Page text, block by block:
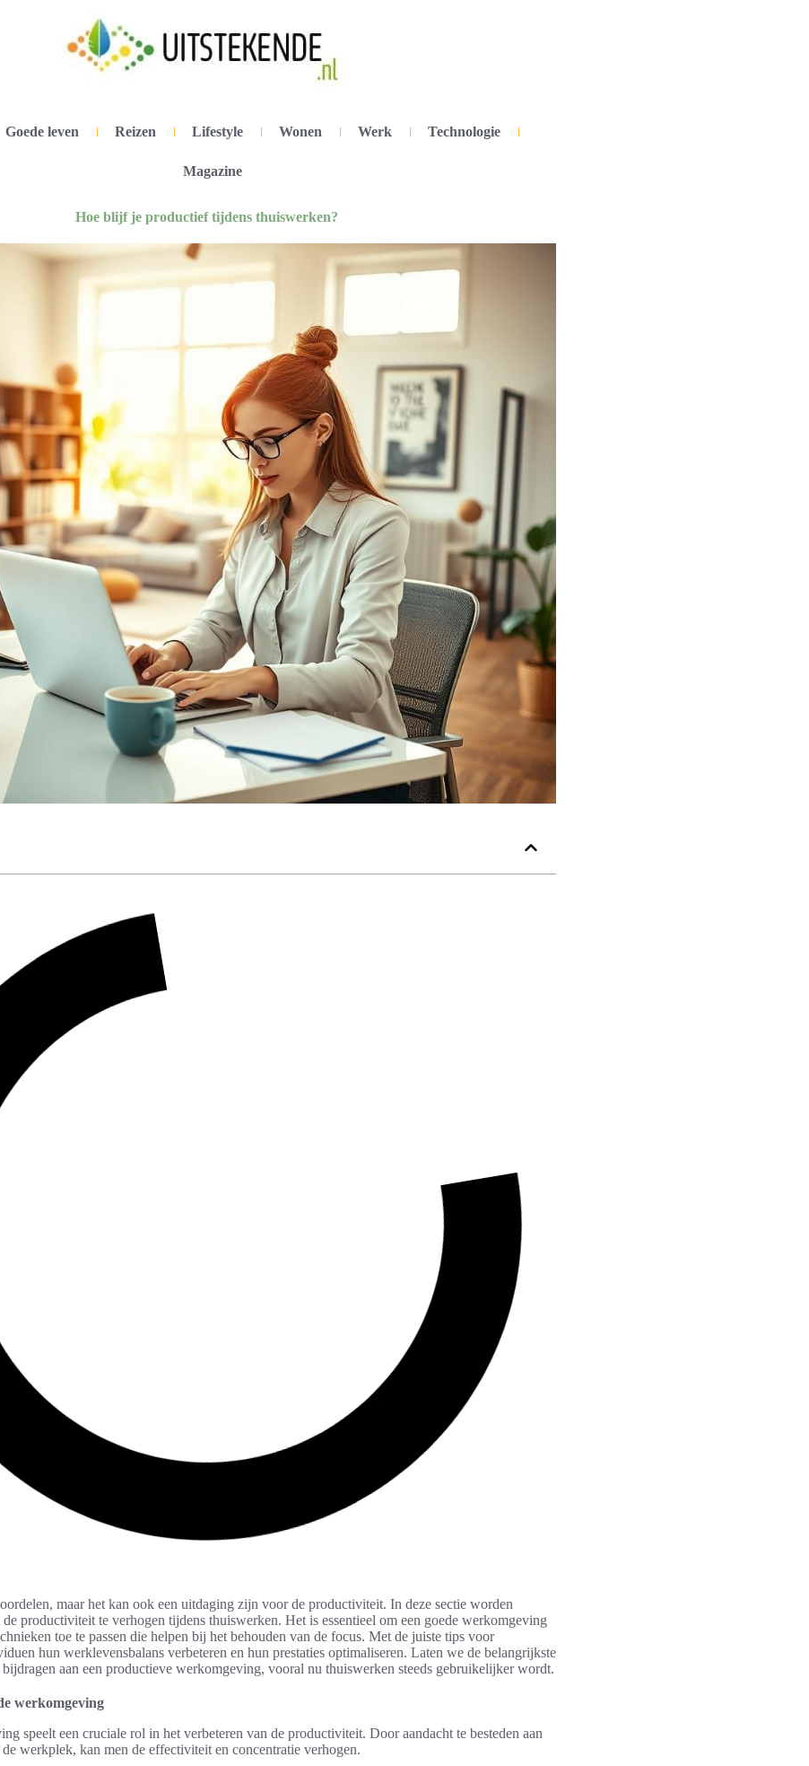
Goede leven Reizen Lifestyle Wonen Werk Technologie
Magazine
Hoe blijf je productief tijdens thuiswerken?
maar het kan ook een uitdaging zijn voor de productiviteit. In deze sectie worden
de productiviteit te verhogen tijdens thuiswerken. Het is essentieel om een goede werkomgeving
toe te passen die helpen bij het behouden van de focus. Met de juiste tips voor
hun werklevensbalans verbeteren en hun prestaties optimaliseren. Laten we de belangrijkste
aan een productieve werkomgeving, vooral nu thuiswerken steeds gebruikelijker wordt.
werkomgeving
speelt een cruciale rol in het verbeteren van de productiviteit. Door aandacht te besteden aan
werkplek, kan men de effectiviteit en concentratie verhogen.